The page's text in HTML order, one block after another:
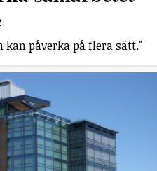
kan påverka på flera sätt."